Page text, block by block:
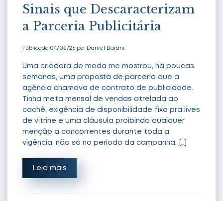
Sinais que Descaracterizam
a Parceria Publicitária
Publicado 04/08/26 por Daniel Barani.
Uma criadora de moda me mostrou, há poucas
semanas, uma proposta de parceria que a
agência chamava de contrato de publicidade.
Tinha meta mensal de vendas atrelada ao
cachê, exigência de disponibilidade fixa pra lives
de vitrine e uma cláusula proibindo qualquer
menção a concorrentes durante toda a
vigência, não só no período da campanha. […]
Leia mais